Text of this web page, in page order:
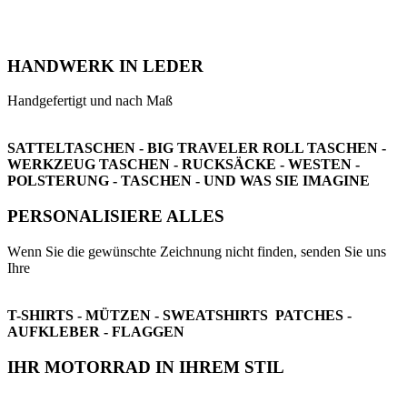
HANDWERK IN LEDER
Handgefertigt und nach Maß
SATTELTASCHEN - BIG TRAVELER ROLL TASCHEN -
WERKZEUG TASCHEN - RUCKSÄCKE - WESTEN -
POLSTERUNG - TASCHEN - UND WAS SIE IMAGINE
PERSONALISIERE ALLES
Wenn Sie die gewünschte Zeichnung nicht finden, senden Sie uns
Ihre
T-SHIRTS - MÜTZEN - SWEATSHIRTS PATCHES -
AUFKLEBER - FLAGGEN
IHR MOTORRAD IN IHREM STIL